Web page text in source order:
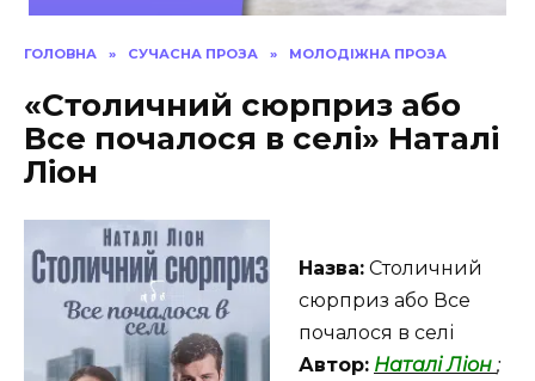
ГОЛОВНА » СУЧАСНА ПРОЗА » МОЛОДІЖНА ПРОЗА
«Столичний сюрприз або
Все почалося в селі» Наталі
Ліон
Назва: Столичний
сюрприз або Все
почалося в селі
Автор: Наталі Ліон ;